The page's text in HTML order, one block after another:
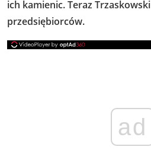
ich kamienic. Teraz
przedsiębiorców.
ad